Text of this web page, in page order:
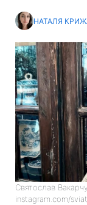
НАТАЛЯ
Святослав
instagram.com/